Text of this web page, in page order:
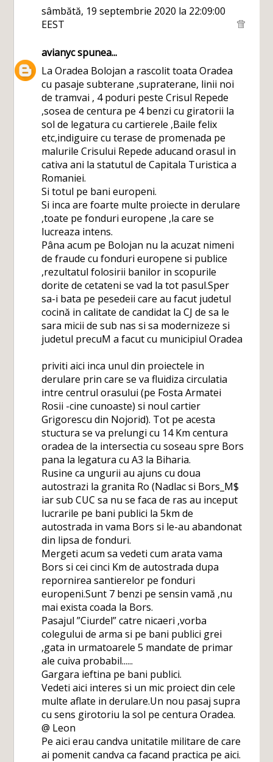
sâmbătă, 19 septembrie 2020 la 22:09:00
EEST
avianycspunea...
La Oradea Bolojan a rascolit toata Oradea
cu pasaje subterane ,supraterane, linii noi
de tramvai , 4 poduri peste Crisul Repede
,sosea de centura pe 4 benzi cu giratorii la
sol de legatura cu cartierele ,Baile felix
etc,indiguire cu terase de promenada pe
malurile Crisului Repede aducand orasul in
cativa ani la statutul de Capitala Turistica a
Romaniei.
Si totul pe bani europeni.
Si inca are foarte multe proiecte in derulare
,toate pe fonduri europene ,la care se
lucreaza intens.
Pâna acum pe Bolojan nu la acuzat nimeni
de fraude cu fonduri europene si publice
,rezultatul folosirii banilor in scopurile
dorite de cetateni se vad la tot pasul.Sper
sa-i bata pe pesedeii care au facut judetul
cocină in calitate de candidat la CJ de sa le
sara micii de sub nas si sa modernizeze si
judetul precuM a facut cu municipiul Oradea
priviti aici inca unul din proiectele in
derulare prin care se va fluidiza circulatia
intre centrul orasului (pe Fosta Armatei
Rosii -cine cunoaste) si noul cartier
Grigorescu din Nojorid). Tot pe acesta
stuctura se va prelungi cu 14 Km centura
oradea de la intersectia cu soseau spre Bors
pana la legatura cu A3 la Biharia.
Rusine ca ungurii au ajuns cu doua
autostrazi la granita Ro (Nadlac si Bors_M$
iar sub CUC sa nu se faca de ras au inceput
lucrarile pe bani publici la 5km de
autostrada in vama Bors si le-au abandonat
din lipsa de fonduri.
Mergeti acum sa vedeti cum arata vama
Bors si cei cinci Km de autostrada dupa
repornirea santierelor pe fonduri
europeni.Sunt 7 benzi pe sensin vamă ,nu
mai exista coada la Bors.
Pasajul ”Ciurdel” catre nicaeri ,vorba
colegului de arma si pe bani publici grei
,gata in urmatoarele 5 mandate de primar
ale cuiva probabil......
Gargara ieftina pe bani publici.
Vedeti aici interes si un mic proiect din cele
multe aflate in derulare.Un nou pasaj supra
cu sens girotoriu la sol pe centura Oradea.
@ Leon
Pe aici erau candva unitatile militare de care
ai pomenit candva ca facand practica pe aici.